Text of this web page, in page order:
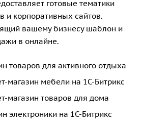
готовые тематики
и корпоративных сайтов.
вашему бизнесу шаблон и
в онлайне.
товаров для активного отдыха
магазин мебели на 1С-Битрикс
магазин товаров для дома
электроники на 1С-Битрикс